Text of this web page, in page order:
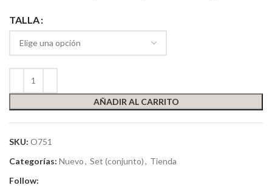
TALLA
AÑADIR AL CARRITO
SKU: O751
Categorías: Nuevo, Set (conjunto), Tienda
Follow: